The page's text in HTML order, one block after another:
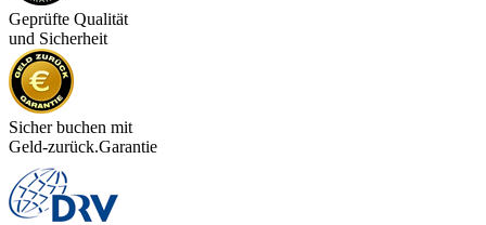
Geprüfte Qualität
und Sicherheit
Sicher buchen mit
Geld-zurück.Garantie